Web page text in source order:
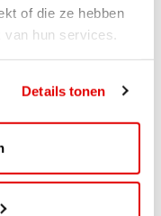
of die ze hebben
hun services.
Details tonen